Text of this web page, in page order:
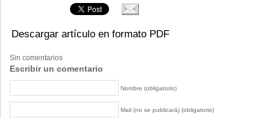
Descargar artículo en formato PDF
Sin comentarios
Escribir un comentario
Nombre (obligatorio)
Mail (no se publicará) (obligatorio)